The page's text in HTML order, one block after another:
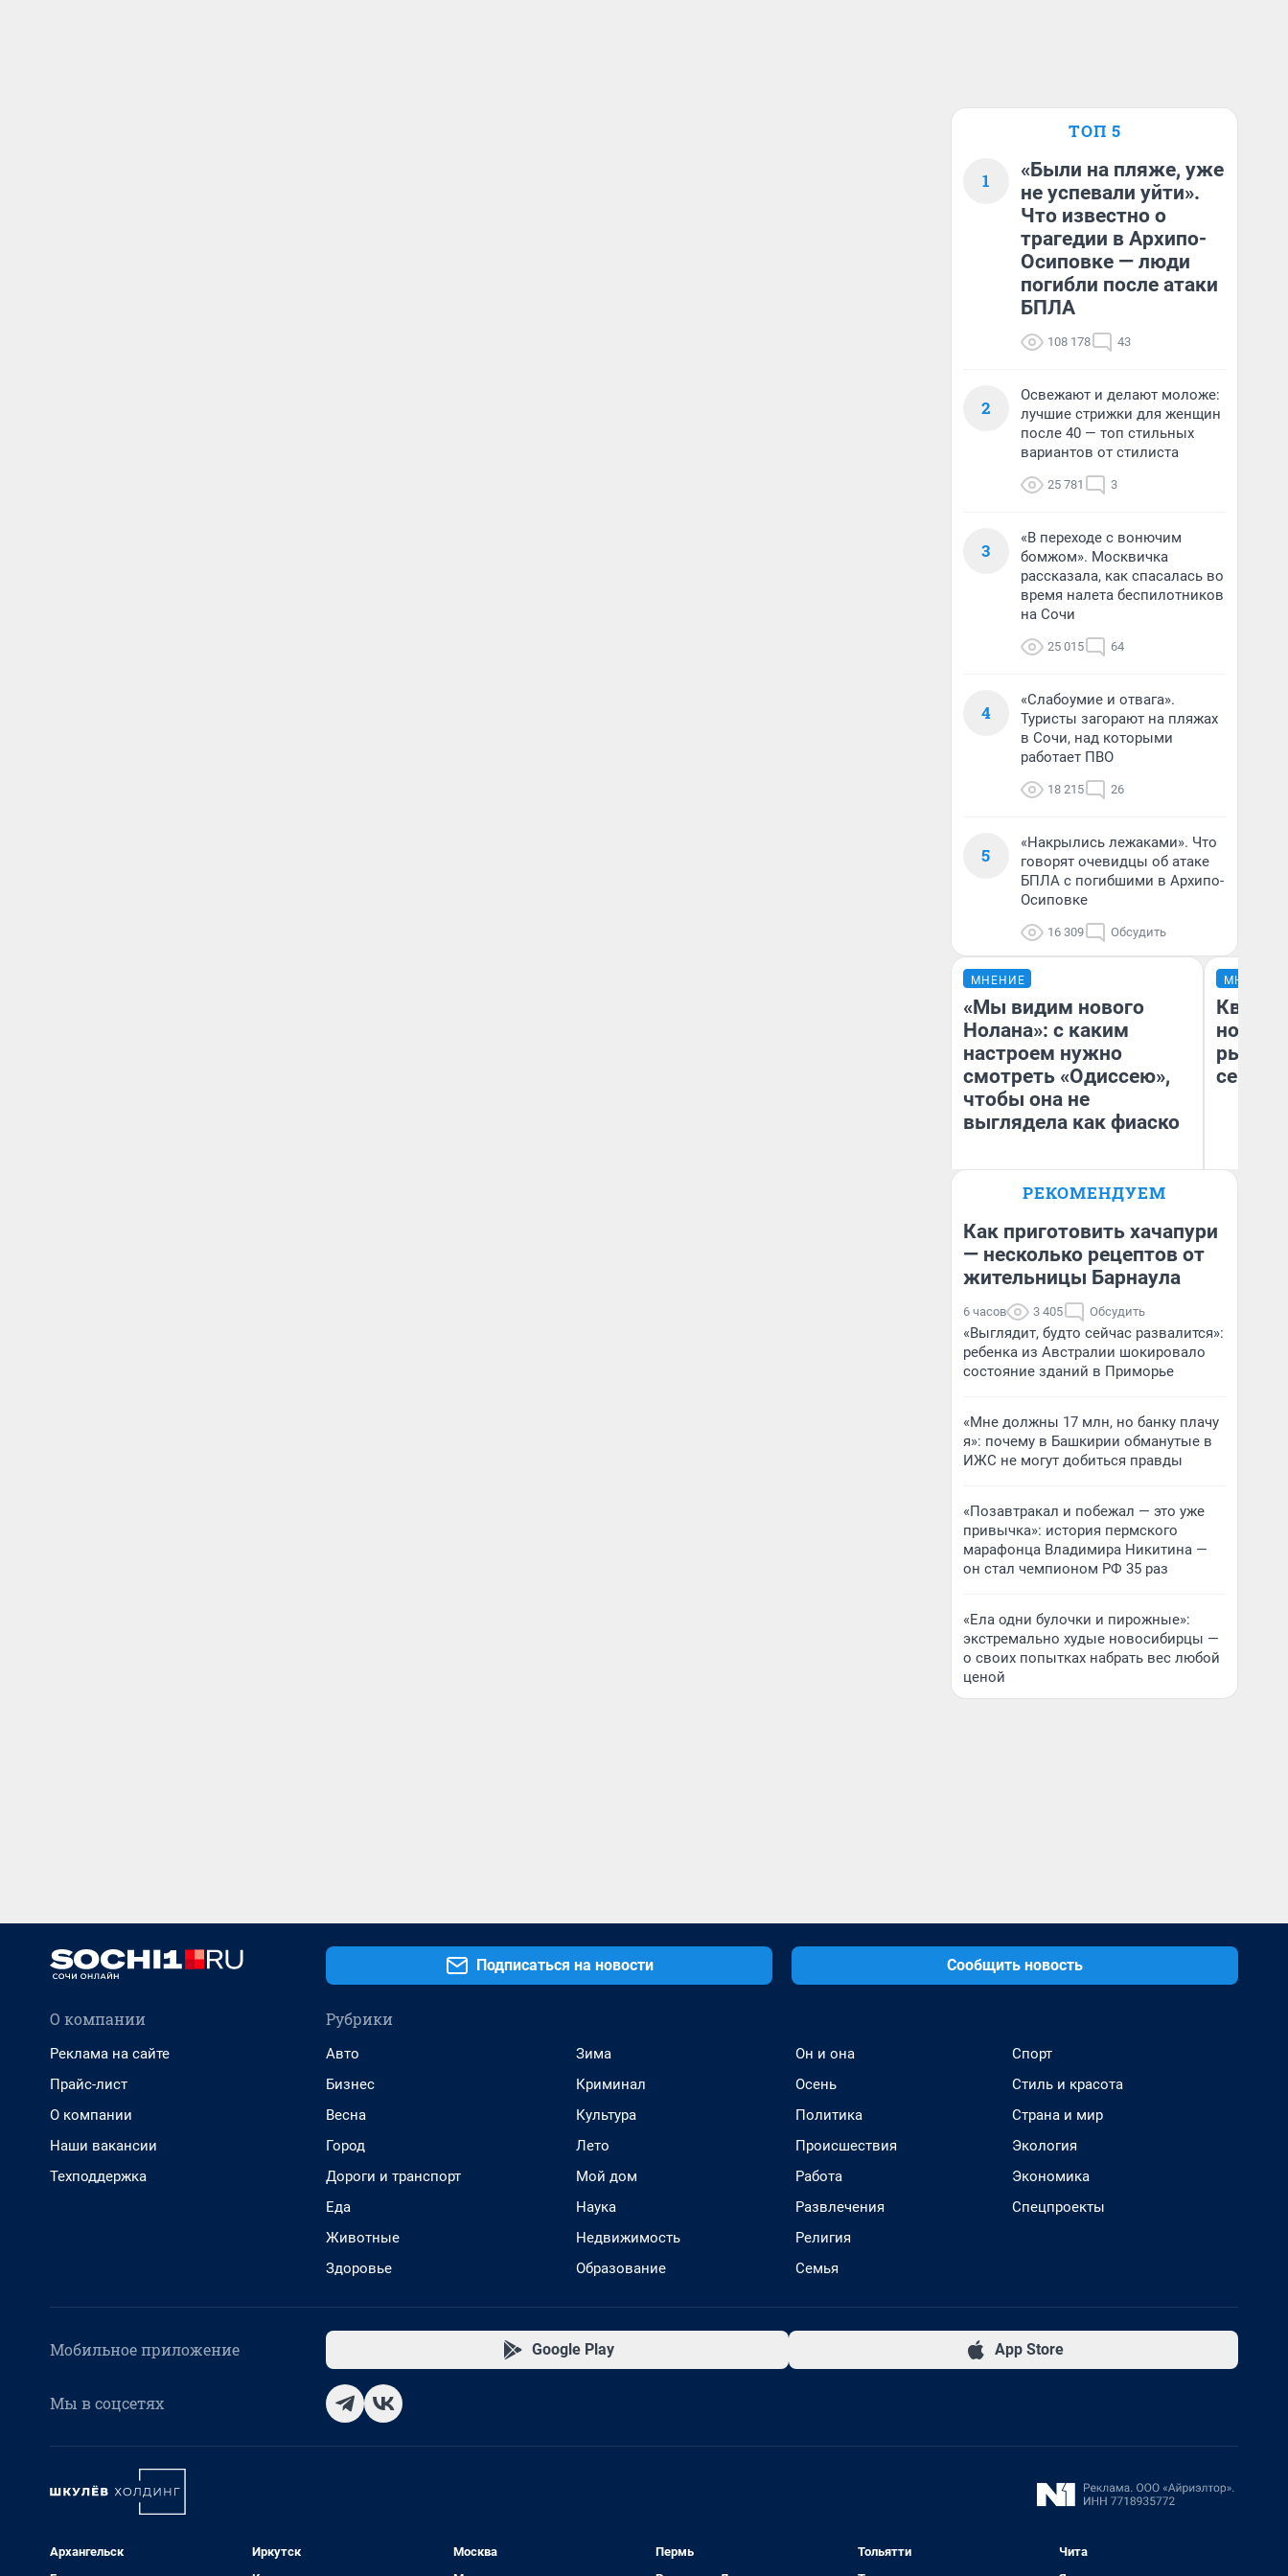
ТОП 5
1
«Были на пляже, уже
не успевали уйти».
Что известно о
трагедии в Архипо-
Осиповке — люди
погибли после атаки
БПЛА
108 178 43
2
Освежают и делают моложе:
лучшие стрижки для женщин
после 40 — топ стильных
вариантов от стилиста
25 781 3
3
«В переходе с вонючим
бомжом». Москвичка
рассказала, как спасалась во
время налета беспилотников
на Сочи
25 015 64
4
«Слабоумие и отвага».
Туристы загорают на пляжах
в Сочи, над которыми
работает ПВО
18 215 26
5
«Накрылись лежаками». Что
говорят очевидцы об атаке
БПЛА с погибшими в Архипо-
Осиповке
16 309 Обсудить
МНЕНИЕ
«Мы видим нового
Нолана»: с каким
настроем нужно
смотреть «Одиссею»,
чтобы она не
выглядела как фиаско
Надежда Губарь
МНЕНИЕ
но
рынок
РЕКОМЕНДУЕМ
Как приготовить хачапури
— несколько рецептов от
жительницы Барнаула
6 часов 3 405 Обсудить
«Выглядит, будто сейчас развалится»:
ребенка из Австралии шокировало
состояние зданий в Приморье
«Мне должны 17 млн, но банку плачу
я»: почему в Башкирии обманутые в
ИЖС не могут добиться правды
«Позавтракал и побежал — это уже
привычка»: история пермского
марафонца Владимира Никитина —
он стал чемпионом РФ 35 раз
«Ела одни булочки и пирожные»:
экстремально худые новосибирцы —
о своих попытках набрать вес любой
ценой
Подписаться на новости Сообщить новость
О компании
Реклама на сайте
Прайс-лист
О компании
Наши вакансии
Техподдержка
Рубрики
Авто
Бизнес
Весна
Город
Дороги и транспорт
Еда
Животные
Здоровье
Зима
Криминал
Культура
Лето
Мой дом
Наука
Недвижимость
Образование
Он и она
Осень
Политика
Происшествия
Работа
Развлечения
Религия
Семья
Спорт
Стиль и красота
Страна и мир
Экология
Экономика
Спецпроекты
Мобильное приложение Google Play App Store
Мы в соцсетях
Архангельск
Иркутск
Москва
Пермь
Тольятти
Чита